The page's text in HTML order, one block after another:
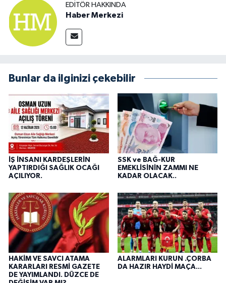
EDITÖR HAKKINDA
Haber Merkezi
Bunlar da ilginizi çekebilir
İŞ İNSANI KARDEŞLERİN
YAPTIRDIĞI SAĞLIK OCAĞI
AÇILIYOR.
SSK ve BAĞ-KUR
EMEKLİSİNİN ZAMMI NE
KADAR OLACAK..
HAKİM VE SAVCI ATAMA
KARARLARI RESMİ GAZETE
DE YAYIMLANDI. DÜZCE DE
ALARMLARI KURUN .ÇORBA
DA HAZIR HAYDİ MAÇA...